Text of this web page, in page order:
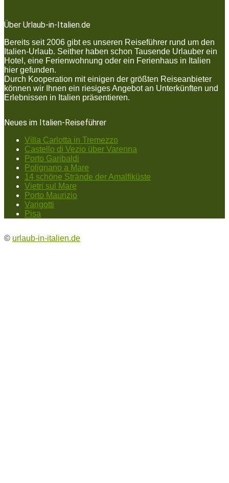
Über Urlaub-in-Italien.de
Bereits seit 2006 gibt es unseren Reiseführer rund um den
Italien-Urlaub. Seither haben schon Tausende Urlauber ein
Hotel, eine Ferienwohnung oder ein Ferienhaus in Italien
hier gefunden.
Durch Kooperation mit einigen der größten Reiseanbieter
können wir Ihnen ein riesiges Angebot an Unterkünften und
Erlebnissen in Italien präsentieren.
Neues im Italien-Reiseführer
Villa Carlotta in Tremezzo
Castello di Vezio über Varenna
Porto Garibaldi
Polignano a Mare
14 schöne Strände der Amalfiküste
Vietri sul Mare
Porto Maurizio
Varigotti
Pisa
© urlaub-in-italien.de